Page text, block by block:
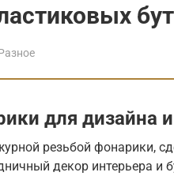
для дизайна
резьбой фонарики,
декор интерьера и